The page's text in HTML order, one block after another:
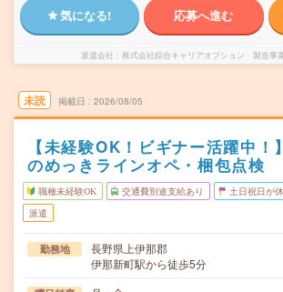
気になる! 応募へ進む
派遣会社 株式会社綜合キャリアオプション 製造事業
未読 掲載日 2026/08/05
【未経験OK！ビギナー活躍中！
のめっきラインオペ・梱包点検
職種未経験OK 交通費別途支給あり 土日祝日が
派遣
勤務地
長野県上伊那郡
伊那新町駅から徒歩5分